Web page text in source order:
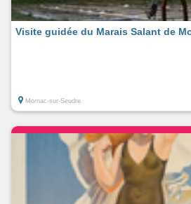
Visite guidée du Marais Salant de
Mornac-sur-Seudre